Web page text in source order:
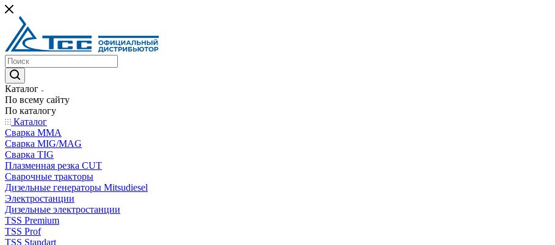
Каталог
По всему сайту
По каталогу
Каталог
Сварка MMA
Сварка MIG/MAG
Сварка TIG
Плазменная резка CUT
Сварочные тракторы
Дизельные генераторы Mitsudiesel
Электростанции
Дизельные электростанции
TSS Premium
TSS Prof
TSS Standart